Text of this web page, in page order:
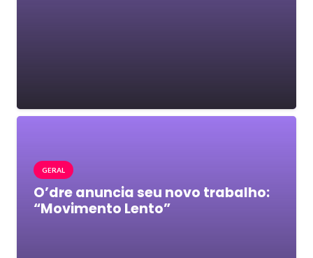
GERAL
O’dre anuncia seu novo trabalho:
“Movimento Lento”